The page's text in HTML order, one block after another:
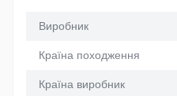
Виробник
Країна походження
Країна виробник